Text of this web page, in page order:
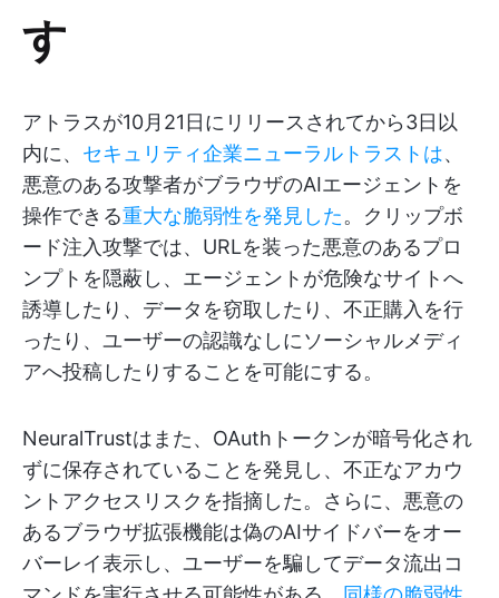
す
アトラスが10月21日にリリースされてから3日以
内に、 セキュリティ企業ニューラルトラストは、
悪意のある攻撃者がブラウザのAIエージェントを
操作できる重大な脆弱性を発見した。クリップボ
ード注入攻撃では、URLを装った悪意のあるプロ
ンプトを隠蔽し、エージェントが危険なサイトへ
誘導したり、データを窃取したり、不正購入を行
ったり、ユーザーの認識なしにソーシャルメディ
アへ投稿したりすることを可能にする。
NeuralTrustはまた、OAuthトークンが暗号化され
ずに保存されていることを発見し、不正なアカウ
ントアクセスリスクを指摘した。さらに、悪意の
あるブラウザ拡張機能は偽のAIサイドバーをオー
バーレイ表示し、ユーザーを騙してデータ流出コ